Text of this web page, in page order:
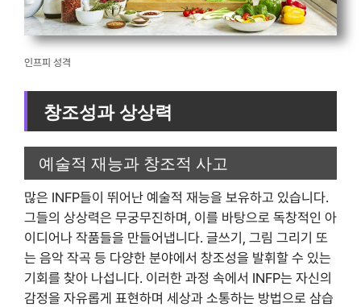
인프피 성격
창조성과 상상력
예술적 재능과 창조적 사고
많은 INFP들이 뛰어난 예술적 재능을 보유하고 있습니다.
그들의 상상력은 무궁무진하며, 이를 바탕으로 독창적인 아
이디어나 작품들을 만들어냅니다. 글쓰기, 그림 그리기 또
는 음악 작곡 등 다양한 분야에서 창조성을 발휘할 수 있는
기회를 찾아 나섭니다. 이러한 과정 속에서 INFP는 자신의
감정을 자유롭게 표현하며 세상과 소통하는 방법으로 삼습